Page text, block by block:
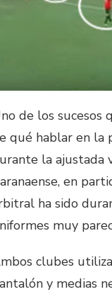
de los sucesos
qué hablar en la
la ajustada
en
ha sido
muy
clubes
y medias